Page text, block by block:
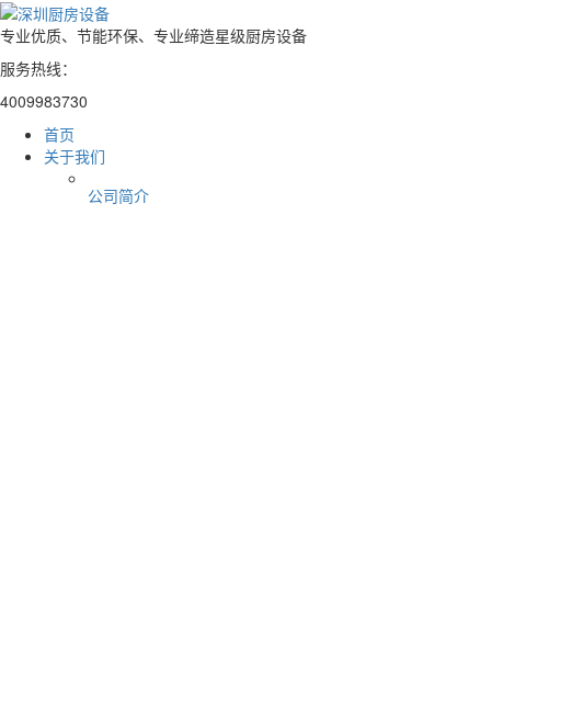
专业优质、节能环保、专业缔造星级厨房设备
服务热线：
4009983730
首页
关于我们
公司简介